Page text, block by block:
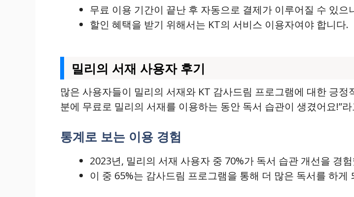
무료 이용 기간이 끝난 후 자동으로 결제가 이루어질 수 있
할인 혜택을 받기 위해서는 KT의 서비스 이용자여야 합니다.
밀리의 서재 사용자 후기
많은 사용자들이 밀리의 서재와 KT 감사드림 프로그램에 대한 긍
분에 무료로 밀리의 서재를 이용하는 동안 독서 습관이 생겼어요!”
통계로 보는 이용 경험
2023년, 밀리의 서재 사용자 중 70%가 독서 습관 개선을 경
이 중 65%는 감사드림 프로그램을 통해 더 많은 독서를 하게